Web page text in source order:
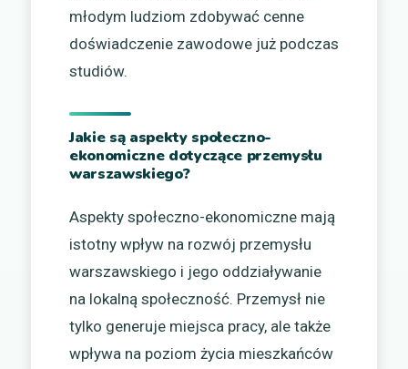
młodym ludziom zdobywać cenne
doświadczenie zawodowe już podczas
studiów.
Jakie są aspekty społeczno-
ekonomiczne dotyczące przemysłu
warszawskiego?
Aspekty społeczno-ekonomiczne mają
istotny wpływ na rozwój przemysłu
warszawskiego i jego oddziaływanie
na lokalną społeczność. Przemysł nie
tylko generuje miejsca pracy, ale także
wpływa na poziom życia mieszkańców